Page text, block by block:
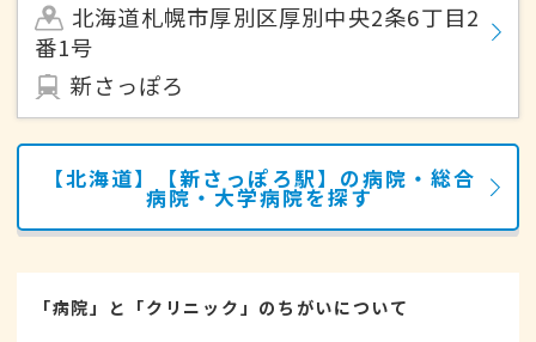
北海道札幌市厚別区厚別中央2条6丁目2
番1号
新さっぽろ
【北海道】【新さっぽろ駅】の病院・総合
病院・大学病院を探す
「病院」と「クリニック」のちがいについて